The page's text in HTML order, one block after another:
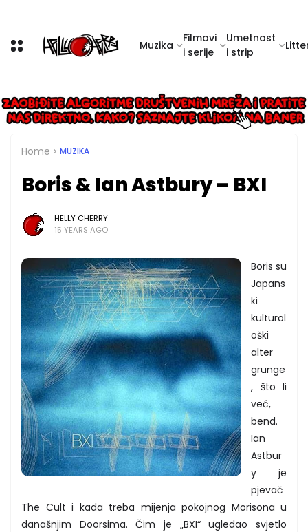
Muzika
Filmovi
i serije
Umetnost
i strip
Home MUZIKA
Boris & Ian Astbury – BXI
HELLY CHERRY
15 YEARS AGO
Boris su
Japans
ki
kulturol
oški
alter
grunge
, što li
već,
bend.
Ian
Astbur
y je
pjevač
The Cult i kada treba mijenja pokojnog Morisona u
današnjim Doorsima. Čim je „BXI“ ugledao svjetlo